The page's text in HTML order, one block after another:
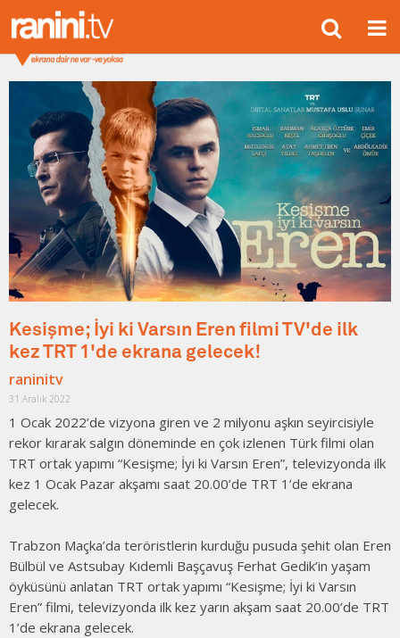
Kesişme; İyi ki Varsın Eren filmi TV'de ilk
kez TRT 1'de ekrana gelecek!
raninitv
31 Aralık 2022
1 Ocak 2022’de vizyona giren ve 2 milyonu aşkın seyircisiyle
rekor kırarak salgın döneminde en çok izlenen Türk filmi olan
TRT ortak yapımı “Kesişme; İyi ki Varsın Eren”, televizyonda ilk
kez 1 Ocak Pazar akşamı saat 20.00’de TRT 1’de ekrana
gelecek.
Trabzon Maçka’da teröristlerin kurduğu pusuda şehit olan Eren
Bülbül ve Astsubay Kıdemli Başçavuş Ferhat Gedik’in yaşam
öyküsünü anlatan TRT ortak yapımı “Kesişme; İyi ki Varsın
Eren” filmi, televizyonda ilk kez yarın akşam saat 20.00’de TRT
1’de ekrana gelecek.